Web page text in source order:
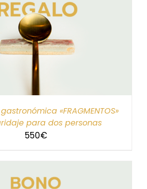
«FRAGMENTOS»
para dos personas
550€